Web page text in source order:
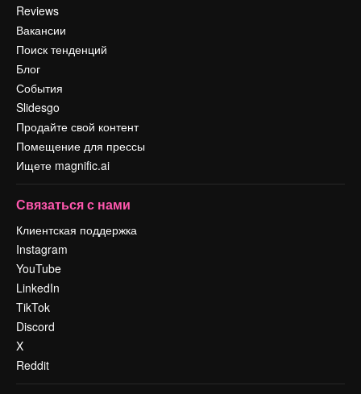
Reviews
Вакансии
Поиск тенденций
Блог
События
Slidesgo
Продайте свой контент
Помещение для прессы
Ищете magnific.ai
Связаться с нами
Клиентская поддержка
Instagram
YouTube
LinkedIn
TikTok
Discord
X
Reddit